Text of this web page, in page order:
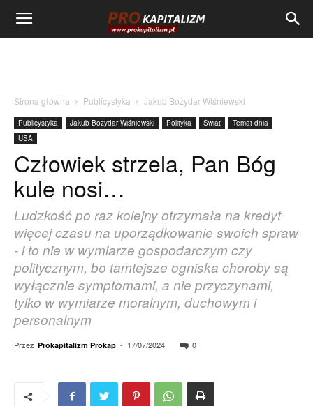
Strona główna Publicystyka Jakub Bożydar Wiśniewski
Publicystyka Jakub Bożydar Wiśniewski Polityka Świat
Temat dnia
USA
Człowiek strzela, Pan Bóg
kule nosi…
Ludzkość po raz kolejny otrzymała na kredyt
więcej czasu na uporządkowanie swoich spraw
- i to nie w wymiarze gospodarczym czy
politycznym, bo tamtejsze ogniska choroby są
wyłącznie symptomami, a nie przyczynami,
tylko w wymiarze moralnym, duchowym i
personalnym
Przez Prokapitalizm Prokap - 17/07/2024 0